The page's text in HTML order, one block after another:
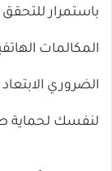
باستمرار للتحقق
المكالمات
الضروري
لنفسك لحماية